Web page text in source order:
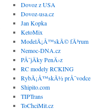
Dovoz z USA
Dovoz-usa.cz
Jan Kopka
KetoMix
ModelÃ¡Å™skÃ© fÃ³rum
Nemoc-DNA.cz
PÅ¯jÄky PenÄ›z
RC modely RCKING
RybÃ¡Å™skÃ½ prÅ¯vodce
Shipito.com
TIPTrans
ToChciMit.cz